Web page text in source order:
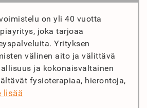
on yli 40 vuotta
joka tarjoaa
Yrityksen
välinen aito ja välittävä
ja kokonaisvaltainen
fysioterapiaa, hierontoja,
lisää